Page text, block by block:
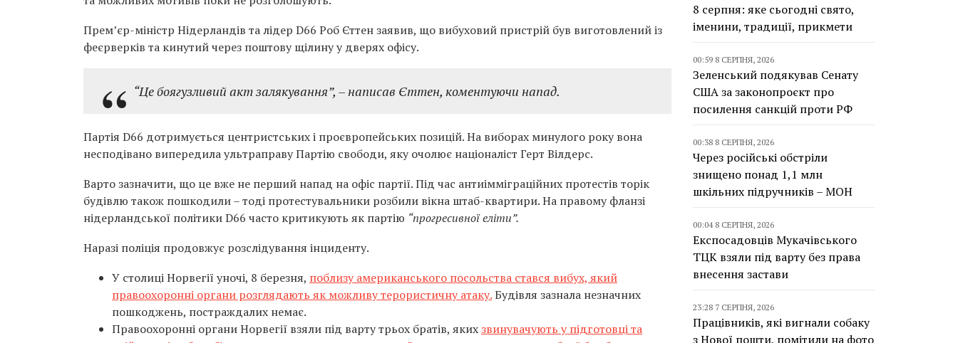
Прем’єр-міністр Нідерландів та лідер D66 Роб Єттен заявив, що вибуховий пристрій був виготовлений із
феєрверків та кинутий через поштову щілину у дверях офісу.
“Це боягузливий акт залякування”, – написав Єттен, коментуючи напад.
Партія D66 дотримується центристських і проєвропейських позицій. На виборах минулого року вона
несподівано випередила ультраправу Партію свободи, яку очолює націоналіст Герт Вілдерс.
Варто зазначити, що це вже не перший напад на офіс партії. Під час антиімміграційних протестів торік
будівлю також пошкодили – тоді протестувальники розбили вікна штаб-квартири. На правому фланзі
нідерландської політики D66 часто критикують як партію “прогресивної еліти”.
Наразі поліція продовжує розслідування інциденту.
У столиці Норвегії уночі, 8 березня, поблизу американського посольства стався вибух, який
правоохоронні органи розглядають як можливу терористичну атаку.Будівля зазнала незначних
пошкоджень, постраждалих немає.
Правоохоронні органи Норвегії взяли під варту трьох братів, якихзвинувачують у підготовці та
8 серпня: яке сьогодні свято,
іменини, традиції, прикмети
00:59 8 СЕРПНЯ, 2026
Зеленський подякував Сенату
США за законопроєкт про
посилення санкцій проти РФ
00:38 8 СЕРПНЯ, 2026
Через російські обстріли
знищено понад 1,1 млн
шкільних підручників – МОН
00:04 8 СЕРПНЯ, 2026
Експосадовців Мукачівського
ТЦК взяли під варту без права
внесення застави
23:28 7 СЕРПНЯ, 2026
Працівників, які вигнали собаку
з Нової пошти, помітили на фото